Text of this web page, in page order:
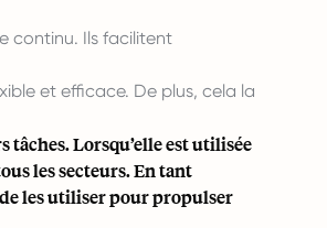
continu. Ils facilitent
et efficace. De plus, cela la
Lorsqu’elle est utilisée
les secteurs. En tant
les utiliser pour propulser